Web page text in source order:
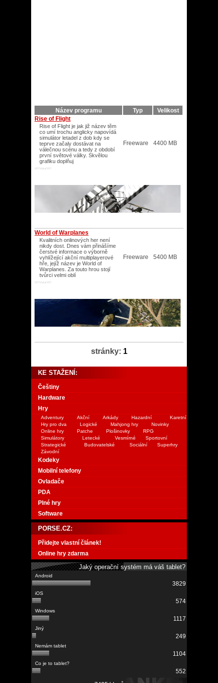
Název programu Typ
Velikost
Rise of Flight
Rise of Flight je jak již název těm
co umí trochu anglicky napovídá
simulátor letadel z dob kdy se
teprve začaly dostávat na
válečnou scénu a tedy z období
první světové války. Skvělou
grafiku doplňuj
XP/Vista/XP/
Freeware 4400 MB
World of Warplanes
Kvalitních onlinových her není
nikdy dost. Dnes vám přinášíme
čerstvé informace o výborně
vyhlížející akční multiplayerové
hře, jejíž název je World of
Warplanes. Za touto hrou stojí
tvůrci velmi oblí
XP/Vista/XP/
Freeware 5400 MB
stránky: 1
KE STAŽENÍ:
Češtiny
Hardware
Hry
Adventury Akční Arkády Hazardní
Karetní
Hry pro dva
Logické Mahjong hry
Novinky
Online hry
Patche Plošinovky
RPG
Simulátory
Letecké Vesmírné
Sportovní
Strategické
Budovatelské Sociální
Superhry
Závodní
Kodeky
Mobilní telefony
Ovladače
PDA
Plné hry
Software
PORSE.CZ:
Přidejte vlastní článek!
Online hry zdarma
Jaký operační systém má váš tablet?
3829
574
1117
249
1104
552